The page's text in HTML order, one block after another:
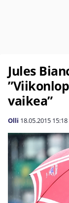
Jules
vaikea”
Olli 18.05.2015 15:18